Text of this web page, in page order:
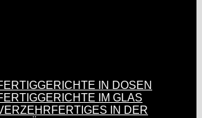
IN DOSEN
IM GLAS
IN DER